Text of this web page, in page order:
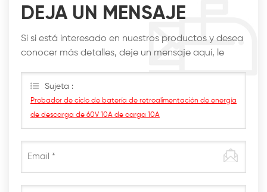
DEJA UN MENSAJE
Si si está interesado en nuestros productos y desea
conocer más detalles, deje un mensaje aquí, le
Sujeta :
Probador de ciclo de batería de retroalimentación de energía
de descarga de 60V 10A de carga 10A